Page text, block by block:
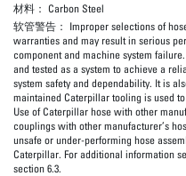
材料： Carbon Steel
软管警告： Improper selections of
warranties and may result in serious
component and machine system
and tested as a system to achieve a
system safety and dependability. It is
maintained Caterpillar tooling is used
Use of Caterpillar hose with other
couplings with other manufacturer’s
unsafe or under-performing hose
Caterpillar. For additional information
section 6.3.